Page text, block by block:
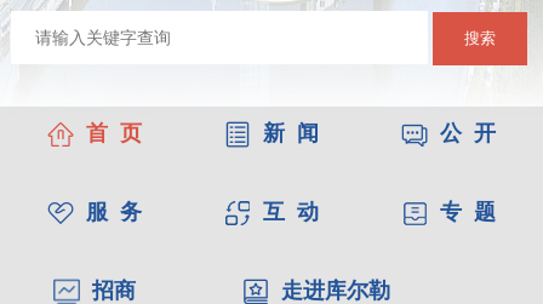
搜索
首 页 新 闻 公 开
服 务 互 动 专 题
招商 走进库尔勒